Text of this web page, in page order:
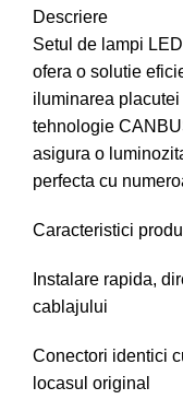
Descriere
Setul de lampi
ofera o solutie
iluminarea
tehnologie
asigura o
perfecta cu
Caracteristici
Instalare rapida,
cablajului
Conectori identici
locasul original